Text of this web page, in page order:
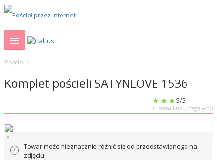
Pościel /
Komplet pościeli SATYNLOVE 1536
5/5
(1 ocena kupującego(-ych))
Towar może nieznacznie różnić się od przedstawionego na
zdjęciu.